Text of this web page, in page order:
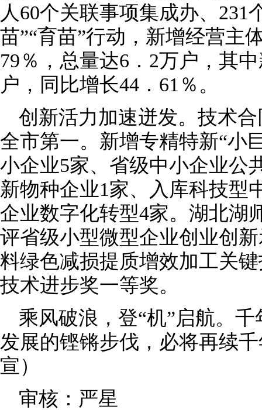
人60个关联事项集成办、231
苗”“育苗”行动，新增经营主
79％，总量达6．2万户，其
户，同比增长44．61％。
创新活力加速迸发。技术
全市第一。新增专精特新“小
小企业5家、省级中小企业公
新物种企业1家、入库科技型
企业数字化转型4家。湖北湖
评省级小型微型企业创业创
料绿色减损提质增效加工关
技术进步奖一等奖。
乘风破浪，登“机”启航。
发展的铿锵步伐，必将再续
宣）
审核：严星